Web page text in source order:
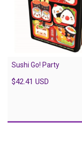
Sushi Go! Party
$42.41 USD